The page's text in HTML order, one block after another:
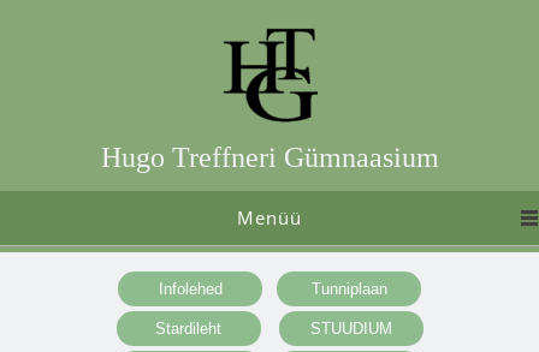
Hugo Treffneri Gümnaasium
Menüü